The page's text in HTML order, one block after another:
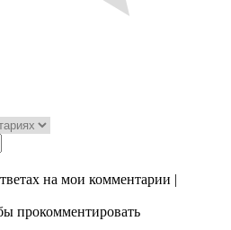
на мои комментарии |
прокомментировать